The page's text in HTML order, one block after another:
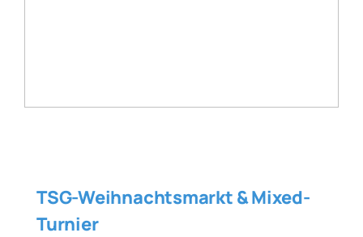
TSG-Weihnachtsmarkt & Mixed-
Turnier